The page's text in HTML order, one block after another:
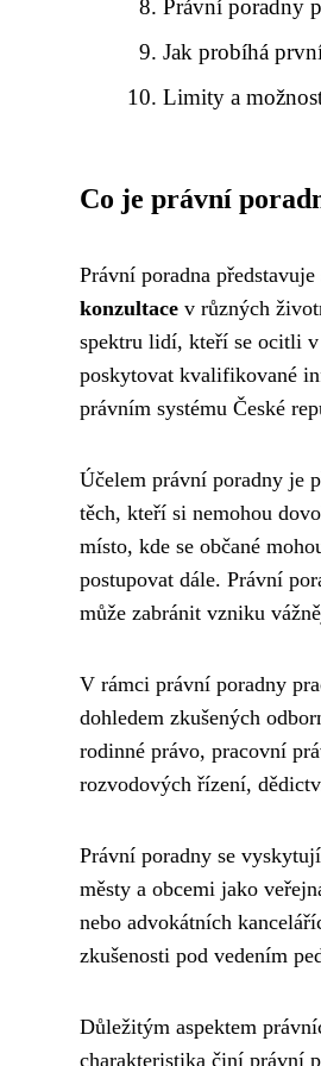
Právní poradny
Jak probíhá
Limity a
Co je právní
Právní poradna
konzultace v různých
spektru lidí, kteří se ocitli
poskytovat kvalifikované
právním systému České
Účelem právní poradny je
těch, kteří si nemohou
místo, kde se občané
postupovat dále. Právní
může zabránit vzniku
V rámci právní poradny
dohledem zkušených
rodinné právo, pracovní
rozvodových řízení,
Právní poradny se
městy a obcemi jako
nebo advokátních
zkušenosti pod vedením
Důležitým aspektem
charakteristika činí právní